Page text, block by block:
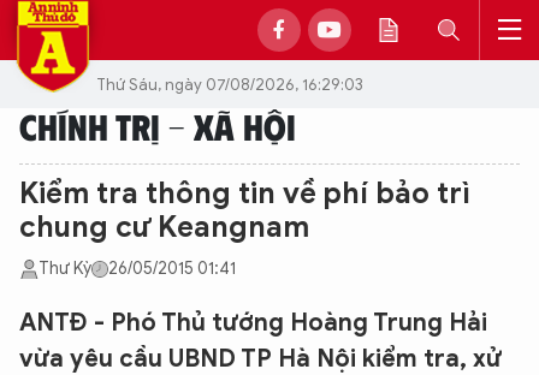
Thứ Sáu, ngày 07/08/2026, 16:29:03
CHÍNH TRỊ - XÃ HỘI
Kiểm tra thông tin về phí bảo trì
chung cư Keangnam
Thư Kỳ 26/05/2015 01:41
ANTĐ - Phó Thủ tướng Hoàng Trung Hải
vừa yêu cầu UBND TP Hà Nội kiểm tra, xử